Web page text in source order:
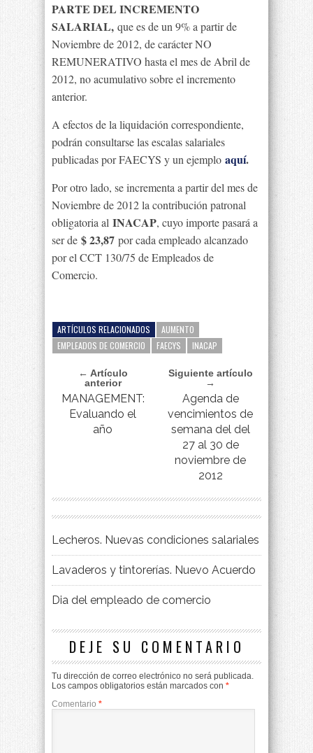
PARTE DEL INCREMENTO
SALARIAL, que es de un 9% a partir de
Noviembre de 2012, de carácter NO
REMUNERATIVO hasta el mes de Abril de
2012, no acumulativo sobre el incremento
anterior.
A efectos de la liquidación correspondiente,
podrán consultarse las escalas salariales
publicadas por FAECYS y un ejemplo aquí.
Por otro lado, se incrementa a partir del mes de
Noviembre de 2012 la contribución patronal
obligatoria al INACAP, cuyo importe pasará a
ser de $ 23,87 por cada empleado alcanzado
por el CCT 130/75 de Empleados de
Comercio.
ARTÍCULOS RELACIONADOS
AUMENTO
EMPLEADOS DE COMERCIO
FAECYS INACAP
← Artículo
anterior
MANAGEMENT:
Evaluando el
año
Siguiente artículo
→
Agenda de
vencimientos de
semana del del
27 al 30 de
noviembre de
2012
Lecheros. Nuevas condiciones salariales
Lavaderos y tintorerías. Nuevo Acuerdo
Dia del empleado de comercio
DEJE SU COMENTARIO
Tu dirección de correo electrónico no será publicada.
Los campos obligatorios están marcados con *
Comentario *